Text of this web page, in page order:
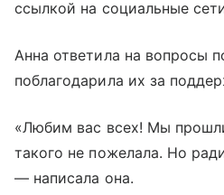
ссылкой на социальные
Анна ответила на вопросы
поблагодарила их за
«Любим вас всех! Мы
такого не пожелала. Но
— написала она.